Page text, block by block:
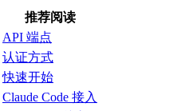
推荐阅读
API 端点
认证方式
快速开始
Claude Code 接入